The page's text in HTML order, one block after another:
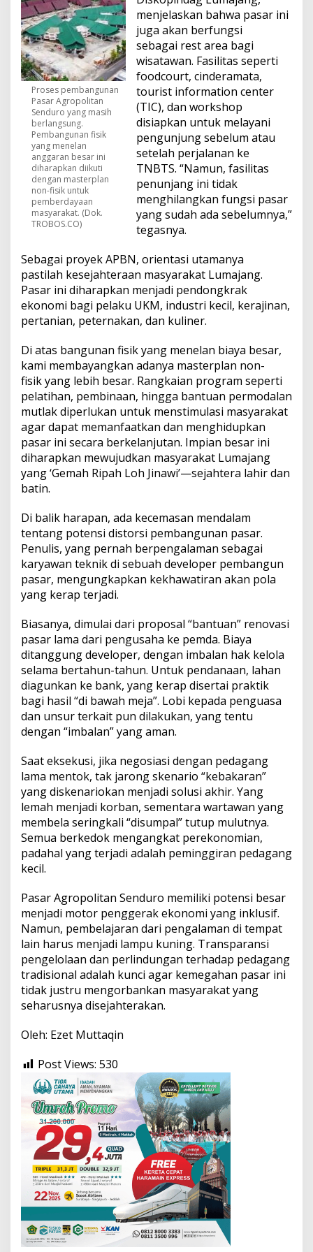
Proses pembangunan
Pasar Agropolitan
Senduro yang masih
berlangsung.
Pembangunan fisik
yang menelan
anggaran besar ini
diharapkan diikuti
dengan masterplan
non-fisik untuk
pemberdayaan
masyarakat. (Dok.
TROBOS.CO)
menjelaskan bahwa pasar ini
juga akan berfungsi
sebagai rest area bagi
wisatawan. Fasilitas seperti
foodcourt, cinderamata,
tourist information center
(TIC), dan workshop
disiapkan untuk melayani
pengunjung sebelum atau
setelah perjalanan ke
TNBTS. “Namun, fasilitas
penunjang ini tidak
menghilangkan fungsi pasar
yang sudah ada sebelumnya,”
tegasnya.
Sebagai proyek APBN, orientasi utamanya
pastilah kesejahteraan masyarakat Lumajang.
Pasar ini diharapkan menjadi pendongkrak
ekonomi bagi pelaku UKM, industri kecil, kerajinan,
pertanian, peternakan, dan kuliner.
Di atas bangunan fisik yang menelan biaya besar,
kami membayangkan adanya masterplan non-
fisik yang lebih besar. Rangkaian program seperti
pelatihan, pembinaan, hingga bantuan permodalan
mutlak diperlukan untuk menstimulasi masyarakat
agar dapat memanfaatkan dan menghidupkan
pasar ini secara berkelanjutan. Impian besar ini
diharapkan mewujudkan masyarakat Lumajang
yang ‘Gemah Ripah Loh Jinawi’—sejahtera lahir dan
batin.
Di balik harapan, ada kecemasan mendalam
tentang potensi distorsi pembangunan pasar.
Penulis, yang pernah berpengalaman sebagai
karyawan teknik di sebuah developer pembangun
pasar, mengungkapkan kekhawatiran akan pola
yang kerap terjadi.
Biasanya, dimulai dari proposal “bantuan” renovasi
pasar lama dari pengusaha ke pemda. Biaya
ditanggung developer, dengan imbalan hak kelola
selama bertahun-tahun. Untuk pendanaan, lahan
diagunkan ke bank, yang kerap disertai praktik
bagi hasil “di bawah meja”. Lobi kepada penguasa
dan unsur terkait pun dilakukan, yang tentu
dengan “imbalan” yang aman.
Saat eksekusi, jika negosiasi dengan pedagang
lama mentok, tak jarong skenario “kebakaran”
yang diskenariokan menjadi solusi akhir. Yang
lemah menjadi korban, sementara wartawan yang
membela seringkali “disumpal” tutup mulutnya.
Semua berkedok mengangkat perekonomian,
padahal yang terjadi adalah peminggiran pedagang
kecil.
Pasar Agropolitan Senduro memiliki potensi besar
menjadi motor penggerak ekonomi yang inklusif.
Namun, pembelajaran dari pengalaman di tempat
lain harus menjadi lampu kuning. Transparansi
pengelolaan dan perlindungan terhadap pedagang
tradisional adalah kunci agar kemegahan pasar ini
tidak justru mengorbankan masyarakat yang
seharusnya disejahterakan.
Oleh: Ezet Muttaqin
Post Views: 530